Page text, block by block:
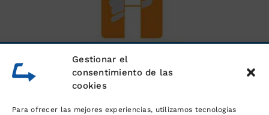
Gestionar el
consentimiento de las
cookies
Para ofrecer las mejores experiencias, utilizamos tecnologías